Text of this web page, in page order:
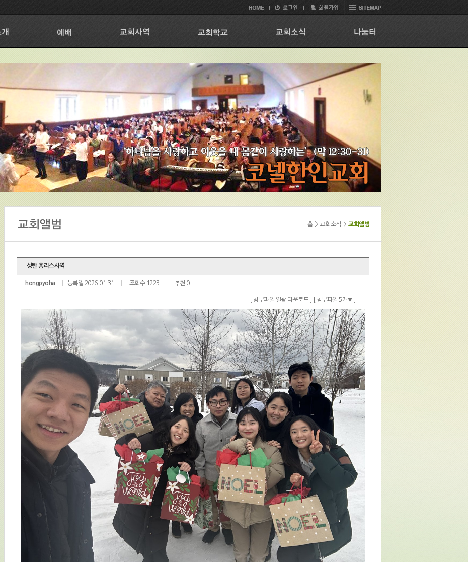
홈 > 교회소식 > 교회앨범
성탄 홈리스사역
hongpyoha 등록일 2026.01.31 조회수 1223 추천 0
[ 첨부파일 일괄 다운로드 ] [ 첨부파일 5개